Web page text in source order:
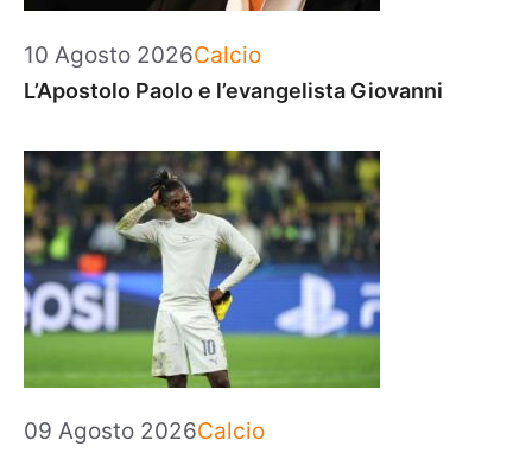
10 Agosto 2026Categorie
Calcio
L’Apostolo Paolo e l’evangelista Giovanni
09 Agosto 2026Categorie
Calcio